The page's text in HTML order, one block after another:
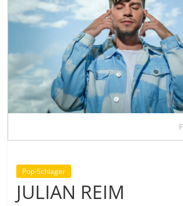
Pop-Schlager
JULIAN REIM